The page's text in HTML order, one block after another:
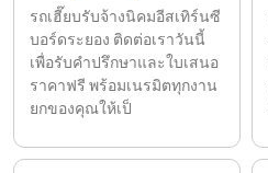
รถเฮี๊ยบรับจ้างนิคมอีสเทิร์นซี
บอร์ดระยอง ติดต่อเราวันนี้
เพื่อรับคำปรึกษาและใบเสนอ
ราคาฟรี พร้อมเนรมิตทุกงาน
ยกของคุณให้เป็